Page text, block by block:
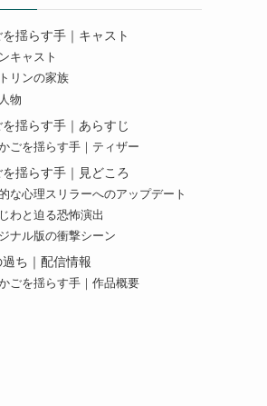
揺らす手｜キャスト
キャスト
リンの家族
物
揺らす手｜あらすじ
ごを揺らす手｜ティザー
揺らす手｜見どころ
な心理スリラーへのアップデート
わと迫る恐怖演出
ナル版の衝撃シーン
ち｜配信情報
ごを揺らす手｜作品概要